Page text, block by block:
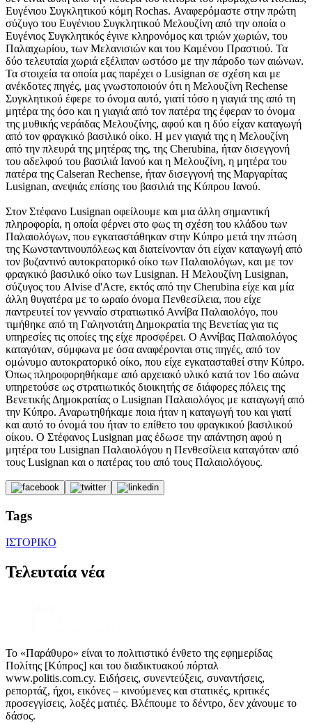
Ευγένιου Συγκλητικού κόμη Rochas. Αναφερόμαστε στην πρώτη
σύζυγο του Ευγένιου Συγκλητικού Μελουζίνη από την οποία ο
Ευγένιος Συγκλητικός έγινε κληρονόμος και τριών χωριών, του
Παλαιχωρίου, των Μελανισιών και του Καμένου Πραστιού. Τα
δύο τελευταία χωριά εξέλιπαν ωστόσο με την πάροδο των αιώνων.
Τα στοιχεία τα οποία μας παρέχει ο Lusignan σε σχέση και με
ανέκδοτες πηγές, μας γνωστοποιούν ότι η Μελουζίνη Rechense
Συγκλητικού έφερε το όνομα αυτό, γιατί τόσο η γιαγιά της από τη
μητέρα της όσο και η γιαγιά από τον πατέρα της έφεραν το όνομα
της μυθικής νεράιδας Μελουζίνης, αφού και η δύο είχαν καταγωγή
από τον φραγκικό βασιλικό οίκο. Η μεν γιαγιά της η Μελουζίνη
από την πλευρά της μητέρας της, της Cherubina, ήταν δισεγγονή
του αδελφού του βασιλιά Ιανού και η Μελουζίνη, η μητέρα του
πατέρα της Calseran Rechense, ήταν δισεγγονή της Μαργαρίτας
Lusignan, ανεψιάς επίσης του βασιλιά της Κύπρου Ιανού.
Στον Στέφανο Lusignan οφείλουμε και μια άλλη σημαντική
πληροφορία, η οποία φέρνει στο φως τη σχέση του κλάδου των
Παλαιολόγων, που εγκαταστάθηκαν στην Κύπρο μετά την πτώση
της Κωνσταντινουπόλεως και διατείνονταν ότι είχαν καταγωγή από
τον βυζαντινό αυτοκρατορικό οίκο των Παλαιολόγων, και με τον
φραγκικό βασιλικό οίκο των Lusignan. Η Μελουζίνη Lusignan,
σύζυγος του Alvise d'Acre, εκτός από την Cherubina είχε και μία
άλλη θυγατέρα με το ωραίο όνομα Πενθεσίλεια, που είχε
παντρευτεί τον γενναίο στρατιωτικό Αννίβα Παλαιολόγο, που
τιμήθηκε από τη Γαληνοτάτη Δημοκρατία της Βενετίας για τις
υπηρεσίες τις οποίες της είχε προσφέρει. Ο Αννίβας Παλαιολόγος
καταγόταν, σύμφωνα με όσα αναφέρονται στις πηγές, από τον
ομώνυμο αυτοκρατορικό οίκο, που είχε εγκατασταθεί στην Κύπρο.
Όπως πληροφορηθήκαμε από αρχειακό υλικό κατά τον 16ο αιώνα
υπηρετούσε ως στρατιωτικός διοικητής σε διάφορες πόλεις της
Βενετικής Δημοκρατίας ο Lusignan Παλαιολόγος με καταγωγή από
την Κύπρο. Αναρωτηθήκαμε ποια ήταν η καταγωγή του και γιατί
και αυτό το όνομά του ήταν το επίθετο του φραγκικού βασιλικού
οίκου. Ο Στέφανος Lusignan μας έδωσε την απάντηση αφού η
μητέρα του Lusignan Παλαιολόγου η Πενθεσίλεια καταγόταν από
τους Lusignan και ο πατέρας του από τους Παλαιολόγους.
Tags
ΙΣΤΟΡΙΚΟ
Τελευταία νέα
Το «Παράθυρο» είναι το πολιτιστικό ένθετο της εφημερίδας
Πολίτης [Κύπρος] και του διαδικτυακού πόρταλ
www.politis.com.cy. Ειδήσεις, συνεντεύξεις, συναντήσεις,
ρεπορτάζ, ήχοι, εικόνες – κινούμενες και στατικές, κριτικές
προσεγγίσεις, λοξές ματιές. Βλέπουμε το δέντρο, δεν χάνουμε το
δάσος.